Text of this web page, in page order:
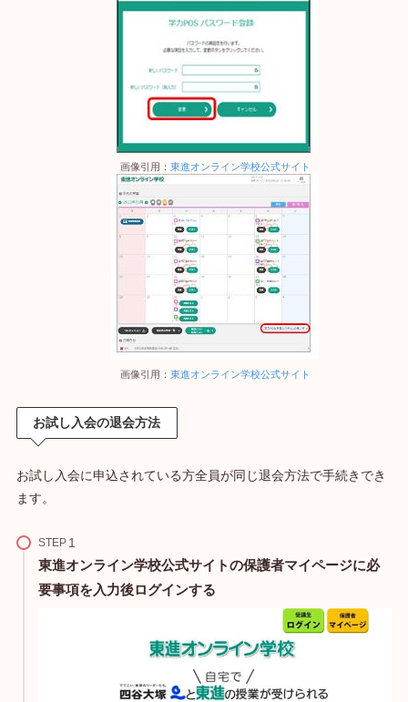
画像引用： 東進オンライン学校公式サイト
画像引用： 東進オンライン学校公式サイト
お試し入会の退会方法
お試し入会に申込されている方全員が同じ退会方法で手続きでき
ます。
STEP
東進オンライン学校公式サイトの保護者マイページに必
要事項を入力後ログインする